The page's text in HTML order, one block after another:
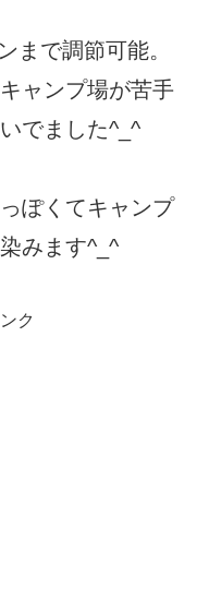
まで調節可能。
ャンプ場が苦手
でました^_^
ぽくてキャンプ
みます^_^
ク